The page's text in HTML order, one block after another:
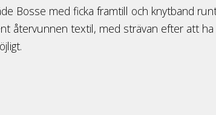
Bosse med ficka framtill och knytband
återvunnen textil, med strävan efter att ha